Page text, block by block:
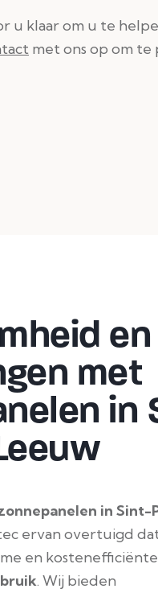
u klaar om u te
met ons op om
en
met
in
in Sint-
ervan overtuigd
en kostenefficiënte
. Wij bieden